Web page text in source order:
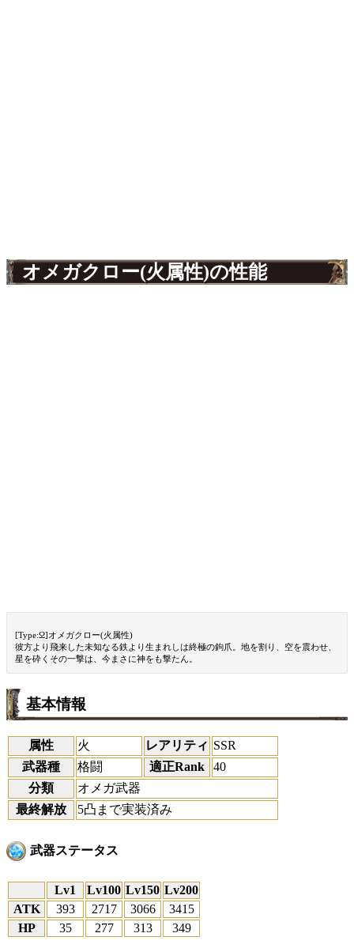
オメガクロー(火属性)の性能
[Type:Ω]オメガクロー(火属性)
彼方より飛来した未知なる鉄より生まれしは終極の鉤爪。地を割り、空を震わせ、
星を砕くその一撃は、今まさに神をも撃たん。
基本情報
属性 火 レアリティ SSR
武器種
格闘 適正Rank
40
分類
オメガ武器
最終解放
5凸まで実装済み
武器ステータス
Lv1 Lv100 Lv150 Lv200
ATK
393 2717 3066
3415
HP
35 277 313 349